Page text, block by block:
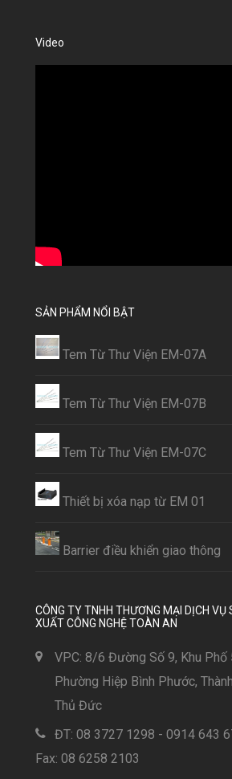
Video
SẢN PHẨM NỔI BẬT
Tem Từ Thư Viện EM-07A
Tem Từ Thư Viện EM-07B
Tem Từ Thư Viện EM-07C
Thiết bị xóa nạp từ EM 01
Barrier điều khiển giao thông
CÔNG TY TNHH THƯƠNG MẠI DỊCH VỤ
XUẤT CÔNG NGHỆ TOÀN AN
VPC: 8/6 Đường Số 9, Khu Phố
Phường Hiệp Bình Phước,
Thủ Đức
ĐT: 08 3727 1298 - 0914 643
Fax: 08 6258 2103